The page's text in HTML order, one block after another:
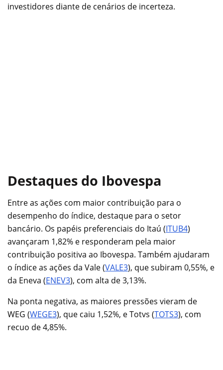
investidores diante de cenários de incerteza.
Destaques do Ibovespa
Entre as ações com maior contribuição para o
desempenho do índice, destaque para o setor
bancário. Os papéis preferenciais do Itaú (ITUB4)
avançaram 1,82% e responderam pela maior
contribuição positiva ao Ibovespa. Também ajudaram
o índice as ações da Vale (VALE3), que subiram 0,55%, e
da Eneva (ENEV3), com alta de 3,13%.
Na ponta negativa, as maiores pressões vieram de
WEG (WEGE3), que caiu 1,52%, e Totvs (TOTS3), com
recuo de 4,85%.